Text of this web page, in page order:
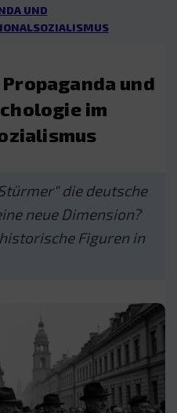
UND
und
im
die deutsche
neue Dimension?
Figuren in